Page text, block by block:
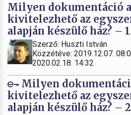
Milyen dokumentáció
kivitelezhető az
alapján készülő ház? –
Szerző: Huszti István
Közzétéve: 2019.12.07.
2020.02.18. 14:32
Milyen
kivitelezhető az
alapján készülő ház? –